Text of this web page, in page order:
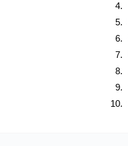
4.
5.
6.
7.
8.
9.
10.